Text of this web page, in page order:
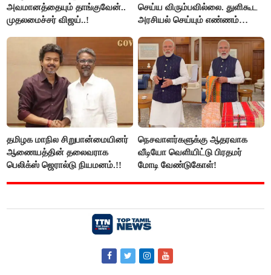
அவமானத்தையும் தாங்குவேன்..
முதலமைச்சர் விஜய்..!
செய்ய விரும்பவில்லை. துளிகூட
அரசியல் செய்யும் எண்ணம்
விஜய் பதில்!
தமிழக மாநில சிறுபான்மையினர்
ஆணையத்தின் தலைவராக
பெலிக்ஸ் ஜெரால்டு நியமனம்.!!
நெசவாளர்களுக்கு ஆதரவாக
வீடியோ வெளியிட்டு பிரதமர்
மோடி வேண்டுகோள்!